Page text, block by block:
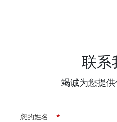
联系
竭诚为您提
*
您的姓名